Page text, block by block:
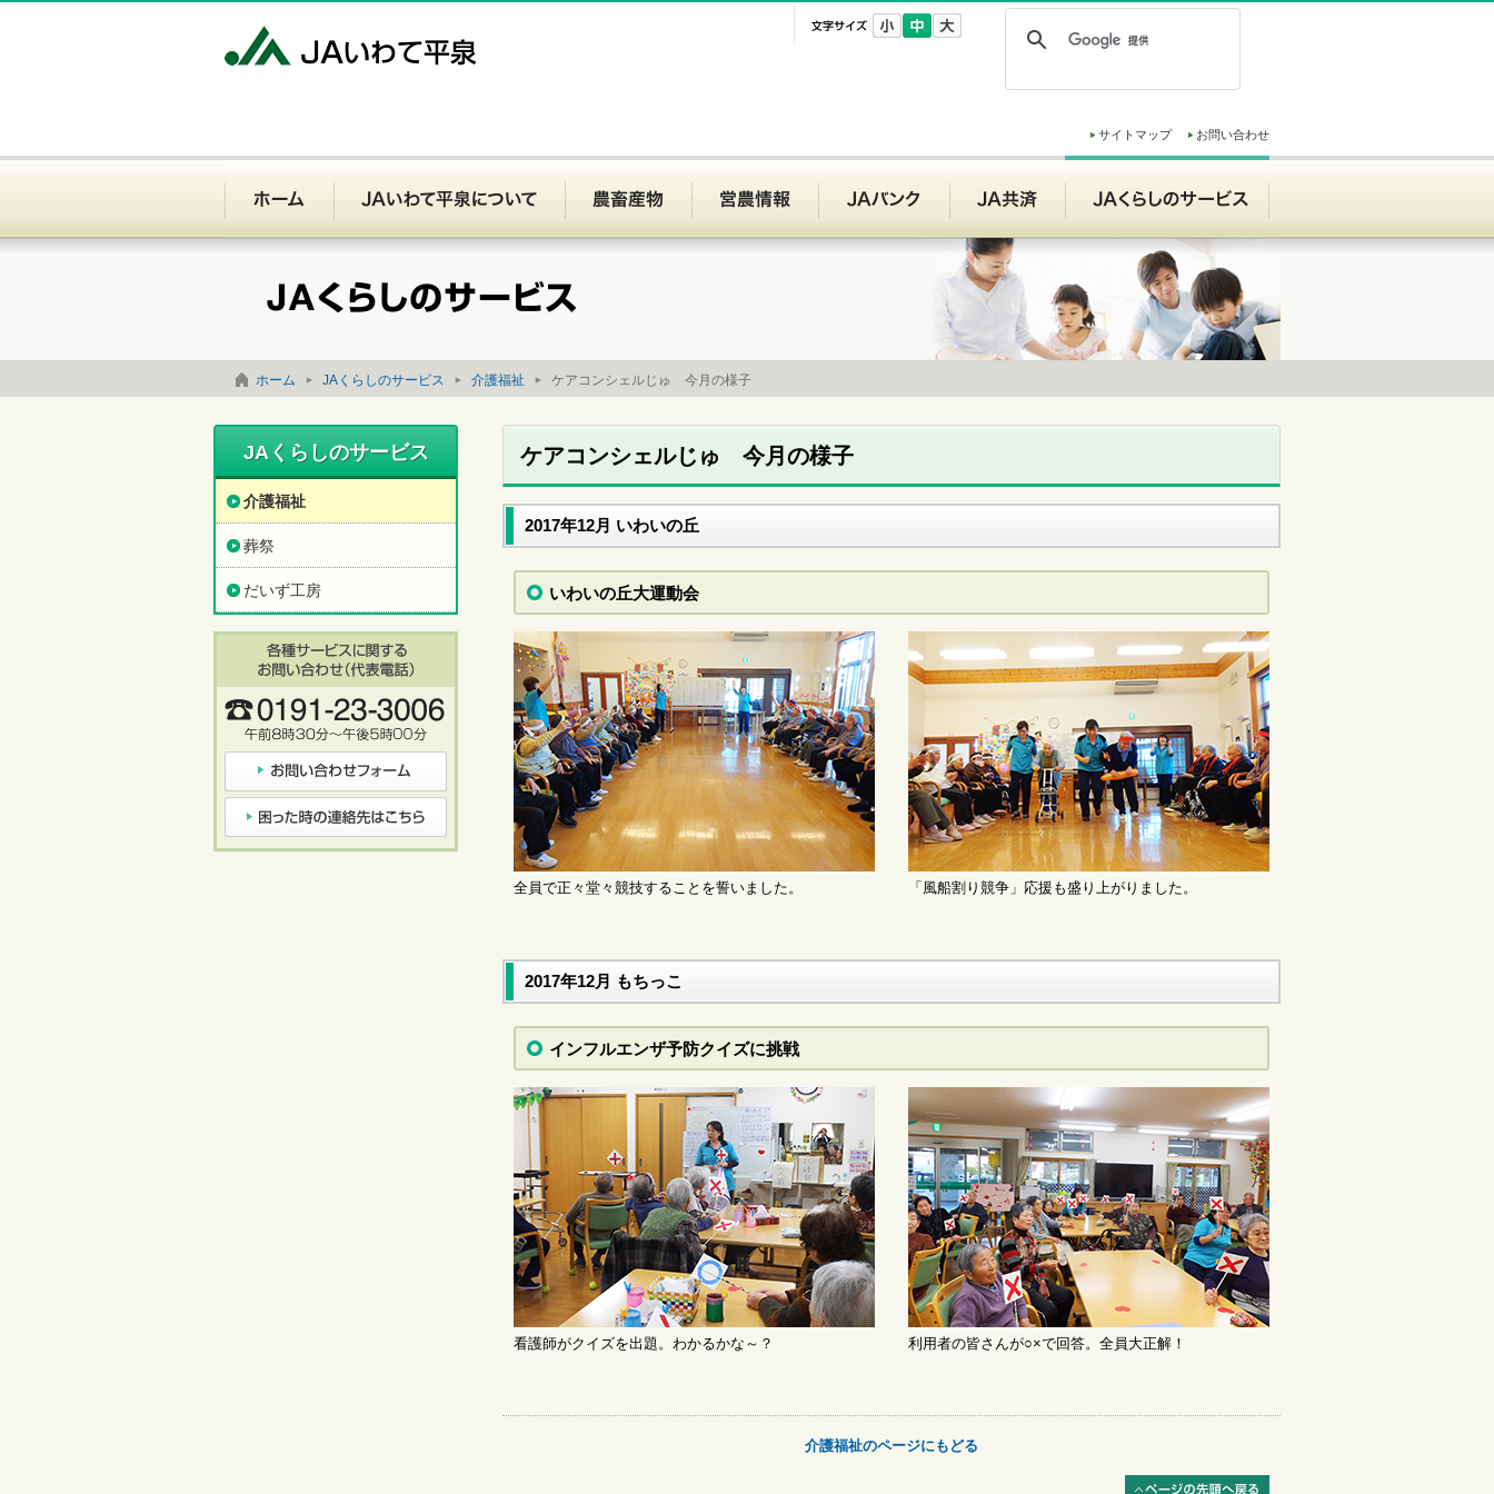
文字サイズ
サイトマップ お問い合わせ
ホーム JAいわて平泉について農畜産物 営農情報 JAバンク JA共済 JAくらしのサービス
お問い合わせサイトマップ JAくらしのサービス
ホーム JAくらしのサービス 介護福祉 ケアコンシェルじゅ 今月の様子
ケアコンシェルじゅ 今月の様子
2017年12月 いわいの丘
いわいの丘大運動会
全員で正々堂々競技することを誓いました。 「風船割り競争」応援も盛り上がりました。
2017年12月 もちっこ
インフルエンザ予防クイズに挑戦
看護師がクイズを出題。わかるかな～？ 利用者の皆さんが○×で回答。全員大正解！
介護福祉のページにもどる
JAくらしのサービス
介護福祉
葬祭
だいず工房
各種サービスに関するお問い合わせ（代表電話）